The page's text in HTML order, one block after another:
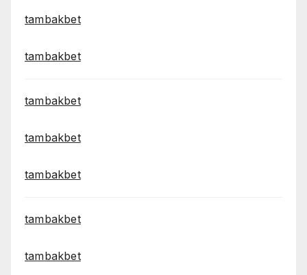
tambakbet
tambakbet
tambakbet
tambakbet
tambakbet
tambakbet
tambakbet